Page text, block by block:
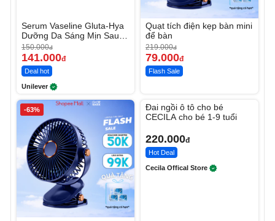
Serum Vaseline Gluta-Hya
Dưỡng Da Sáng Mịn Sau 7
Ngày
150.000đ
141.000đ
Deal hot
Unilever
Quạt tích điện kẹp bàn mini
để bàn
219.000đ
79.000đ
Flash Sale
-63%
Đai ngồi ô tô cho bé
CECILA cho bé 1-9 tuổi
220.000đ
Hot Deal
Cecila Offical Store